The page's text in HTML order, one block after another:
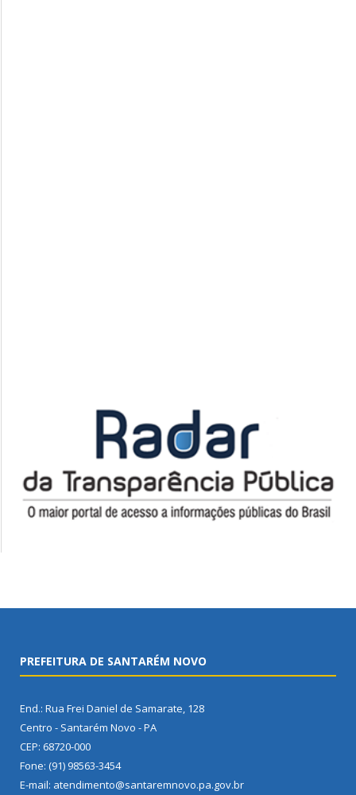
PREFEITURA DE SANTARÉM NOVO
End.: Rua Frei Daniel de Samarate, 128
Centro - Santarém Novo - PA
CEP: 68720-000
Fone: (91) 98563-3454
E-mail: atendimento@santaremnovo.pa.gov.br